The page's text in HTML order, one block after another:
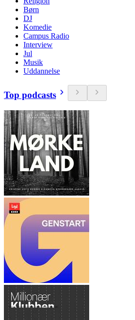
Børn
DJ
Komedie
Campus Radio
Interview
Jul
Musik
Uddannelse
Top podcasts